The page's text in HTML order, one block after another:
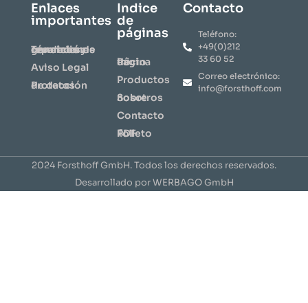
Enlaces
importantes
Términos y condiciones generales de reparación
Aviso Legal
Protección de datos
Indice
de
páginas
Página de inicio
​Productos​
Sobre nosotros
Contacto
⇩ Folleto PDF
Contacto
Teléfono:
+49(0)212
33 60 52
Correo electrónico:
info@forsthoff.com
2024 Forsthoff GmbH. Todos los derechos reservados.
Desarrollado por WERBAGO GmbH